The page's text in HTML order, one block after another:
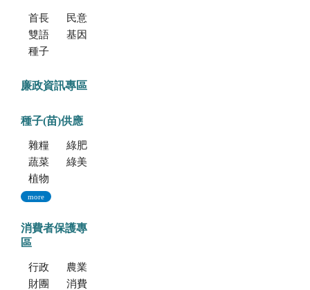
首長信箱
民意信箱
雙語學習專區
基因改造植物委託檢測服務
種子調製加工暨寄倉服務
廉政資訊專區
種子(苗)供應
雜糧種子
綠肥種子
蔬菜種子
綠美化種苗
植物組織培養
more
消費者保護專
區
行政院消費者保護會
農業部消費者保護專區
財團法人中華民國消費者文教基金會
消費者保護法